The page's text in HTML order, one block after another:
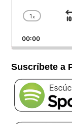
Cambiar
velocidad
de
1x
00:00
Suscríbete a